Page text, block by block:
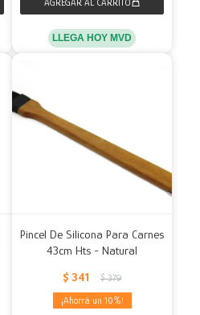
LLEGA HOY MVD
Pincel De Silicona Para Carnes
43cm Hts - Natural
$ 341 $ 379
10